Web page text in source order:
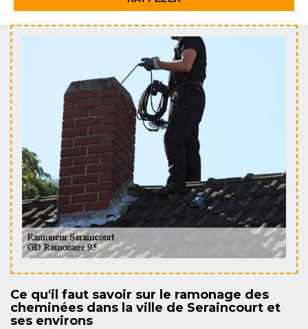
Ce qu'il faut savoir sur le ramonage des
cheminées dans la ville de Seraincourt et
ses environs